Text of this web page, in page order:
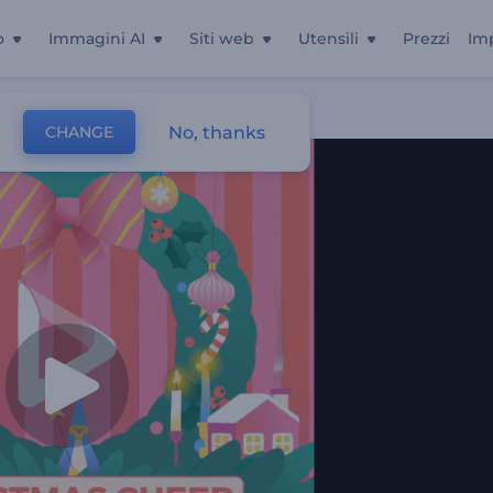
Immagini AI Siti web Utensili Prezzi
CHANGE No, thanks